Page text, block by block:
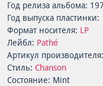
Год релиза альбома:
Год выпуска пластинки:
Формат носителя: LP
Лейбл: Pathé
Артикул
Стиль: Chanson
Состояние: Mint